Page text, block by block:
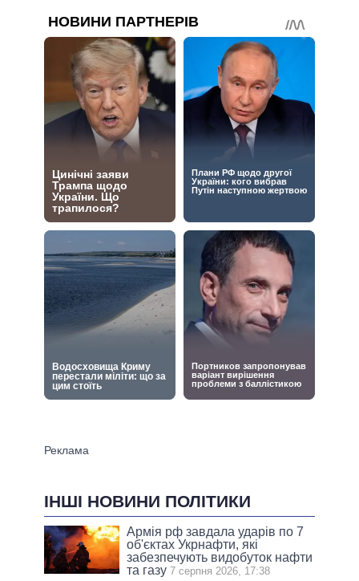
ІНШІ НОВИНИ ПОЛІТИКИ
Армія рф завдала ударів по 7
об'єктах Укрнафти, які
забезпечують видобуток нафти
та газу 7 серпня 2026, 17:38